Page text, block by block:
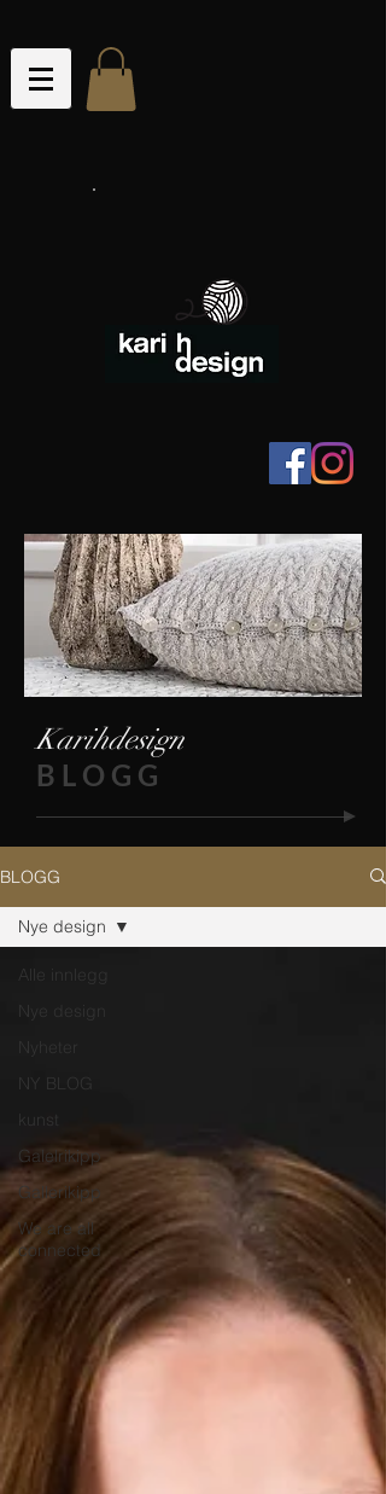
Karihdesign
B L O G G
BLOGG
Alle innlegg
kunst
Galelrikipp
Gallerikipp
We are all
connected
Nye design